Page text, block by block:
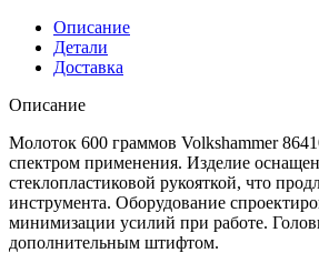
Описание
Детали
Доставка
Описание
Молоток 600 граммов Volkshammer
спектром применения. Изделие
стеклопластиковой рукояткой, что
инструмента. Оборудование
минимизации усилий при работе.
дополнительным штифтом.